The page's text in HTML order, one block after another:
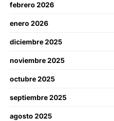
febrero 2026
enero 2026
diciembre 2025
noviembre 2025
octubre 2025
septiembre 2025
agosto 2025